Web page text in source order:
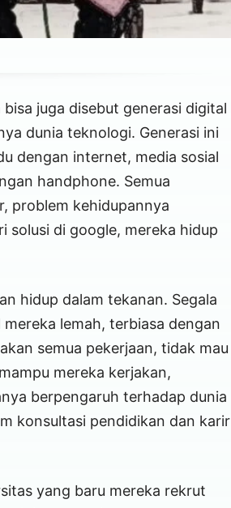
juga disebut generasi digital
dunia teknologi. Generasi ini
dengan internet, media sosial
handphone. Semua
problem kehidupannya
solusi di google, mereka hidup
hidup dalam tekanan. Segala
lemah, terbiasa dengan
semua pekerjaan, tidak mau
mereka kerjakan,
berpengaruh terhadap dunia
konsultasi pendidikan dan karir
yang baru mereka rekrut